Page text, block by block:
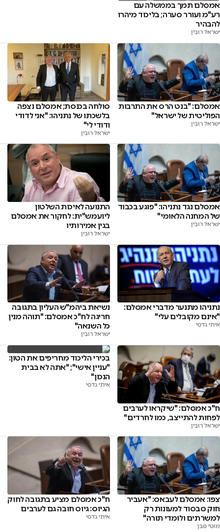
אמסלם תמך בממשלה עם
רע"מ ועורר סערה; בליכוד מיהרו
להבהיר
ישראל רובין
אמסלם: "בנט הרס את התרבות
הפוליטית של ישראל"
ישראל רובין
סולחה בכנסת; אמסלם נצפה
בלשכתו של נתניהו: "אני לדודי
ודודי לי"
ישראל רובין
אמסלם נגד נתניהו: "פוגע בכבוד
של המחנה הלאומי"
ישראל רובין
התנועה לאיכות השלטון
ליועמש"ית: לחקור את אמסלם
בגין אמירותיו
ישראל רובין
נתניהו מתנער מדברי אמסלם:
"אינם מקובלים עלי"
איתי גדסי
נשיאת ביהמ"ש העליון בתגובה
חריגה לח"כ אמסלם: "תוהה מנין
כל השנאה"
ישראל רובין
ח"כ אמסלם: "שיקראו לערבים
לפחות להתייצב, כמו לחרדים"
ישראל רובין
בכירי הליכוד מחריפים את הטון:
"עניין אישי"; "אתה לא בבית
הנכון"
איתי גדסי
צפו: אמסלם לעבאס: "אעביר
חוק סבסוד למעונות רק
למשרתים ולומדי תורה"
מוטי סבן
ח"כ אמסלם מציע בתגובה לחוק
הגיוס: גיוס חובה גם לערבים
איתי גדסי